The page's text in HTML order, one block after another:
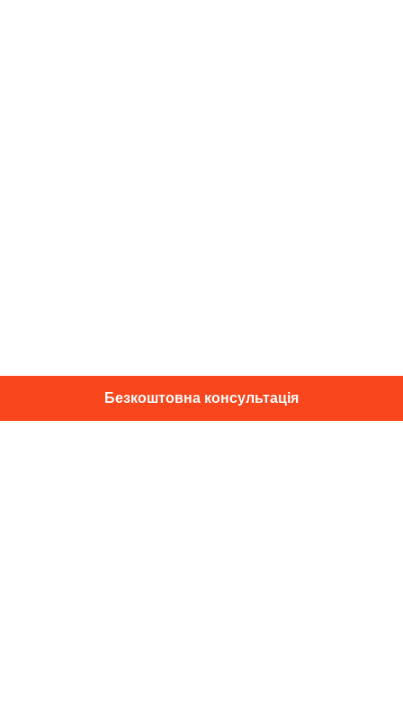
Безкоштовна консультація